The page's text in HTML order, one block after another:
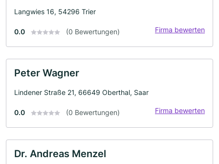
Langwies 16, 54296 Trier
0.0 (0 Bewertungen) Firma bewerten
Peter Wagner
Lindener Straße 21, 66649 Oberthal, Saar
0.0 (0 Bewertungen) Firma bewerten
Dr. Andreas Menzel